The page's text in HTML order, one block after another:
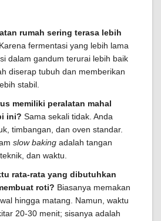
rumah sering terasa lebih
Karena fermentasi yang lebih lama
dalam gandum terurai lebih baik
diserap tubuh dan memberikan
stabil.
memiliki peralatan mahal
ini? Sama sekali tidak. Anda
timbangan, dan oven standar.
slow baking adalah tangan
dan waktu.
rata-rata yang dibutuhkan
roti? Biasanya memakan
hingga matang. Namun, waktu
20-30 menit; sisanya adalah